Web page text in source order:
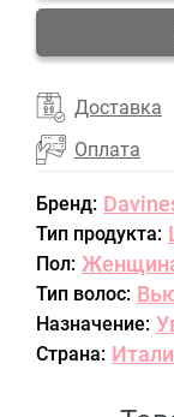
Доставка
Оплата
Бренд:
Тип продукта:
Пол:
Тип волос:
Назначение:
Страна: